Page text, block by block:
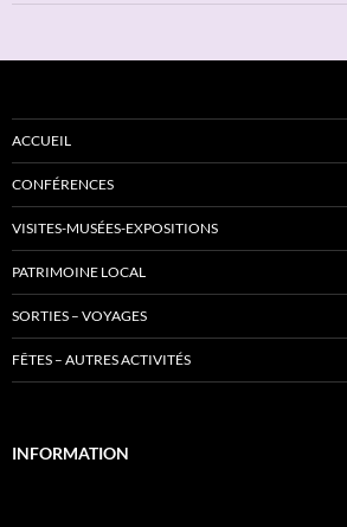
ACCUEIL
CONFÉRENCES
VISITES-MUSÉES-EXPOSITIONS
PATRIMOINE LOCAL
SORTIES – VOYAGES
FÊTES – AUTRES ACTIVITÉS
INFORMATION